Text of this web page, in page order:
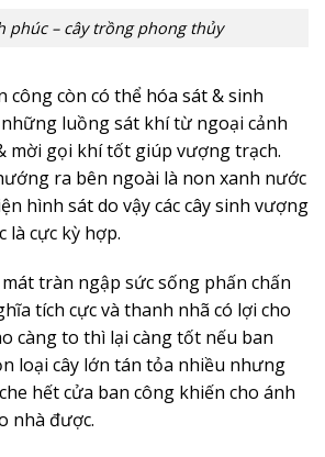
phúc – cây trồng phong thủy
công còn có thể hóa sát & sinh
luồng sát khí từ ngoại cảnh
mời gọi khí tốt giúp vượng trạch.
ra bên ngoài là non xanh nước
hình sát do vậy các cây sinh vượng
là cực kỳ hợp.
tràn ngập sức sống phấn chấn
tích cực và thanh nhã có lợi cho
càng to thì lại càng tốt nếu ban
loại cây lớn tán tỏa nhiều nhưng
hết cửa ban công khiến cho ánh
nhà được.